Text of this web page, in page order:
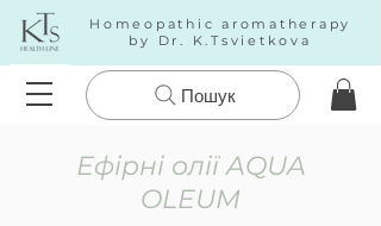
Homeopathic aromatherapy
by Dr. K.Tsvietkova
Пошук
Ефірні олії AQUA
OLEUM